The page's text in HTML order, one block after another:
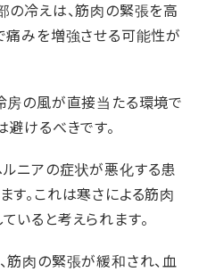
の冷えは、筋肉の緊張を高
痛みを増強させる可能性が
房の風が直接当たる環境で
けるべきです。
ニアの症状が悪化する患
す。これは寒さによる筋肉
いると考えられます。
筋肉の緊張が緩和され、血